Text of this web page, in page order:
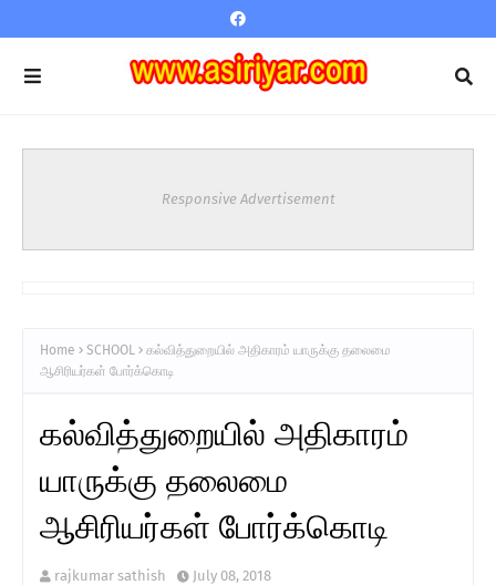
Responsive Advertisement
Home SCHOOL
கல்வித்துறையில் அதிகாரம் யாருக்கு தலைமை
ஆசிரியர்கள் போர்க்கொடி
கல்வித்துறையில் அதிகாரம்
யாருக்கு தலைமை
ஆசிரியர்கள் போர்க்கொடி
rajkumar sathish July 08, 2018